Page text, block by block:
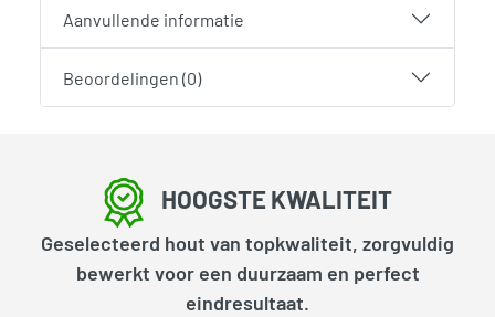
Aanvullende informatie
Beoordelingen (0)
HOOGSTE KWALITEIT
Geselecteerd hout van topkwaliteit, zorgvuldig
bewerkt voor een duurzaam en perfect
eindresultaat.